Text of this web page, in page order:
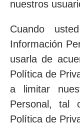
nuestros
Cuando
Información
usarla de
Política de
a limitar
Personal, tal
Política de